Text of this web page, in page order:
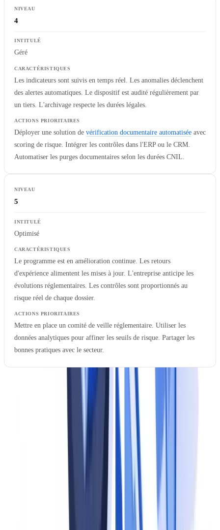
4
Géré
Les indicateurs sont suivis en temps réel. Les anomalies déclenchent
des alertes automatiques. Le dispositif est audité régulièrement par
un tiers. L'archivage respecte les durées légales.
Déployer une solution de vérification documentaire automatisée avec
scoring de risque. Intégrer les contrôles dans l'ERP ou le CRM.
Automatiser les purges documentaires selon les durées CNIL.
5
Optimisé
Le programme est en amélioration continue. Les retours
d'expérience alimentent les mises à jour. L'entreprise anticipe les
évolutions réglementaires. Les contrôles sont proportionnés au
risque réel de chaque dossier.
Mettre en place un comité de veille réglementaire. Utiliser les
données analytiques pour affiner les seuils de risque. Partager les
bonnes pratiques avec le secteur.
des fournisseurs. L'évaluation doit être conduite par domaine
Etape 1 : cartographier les obligations et les
La première étape consiste à dresser l'inventaire exhaustif des